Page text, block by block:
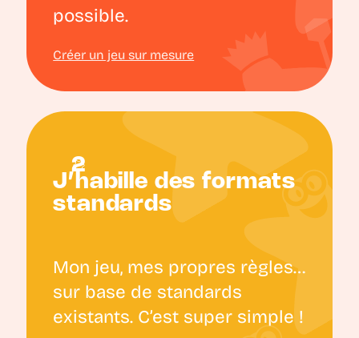
possible.
Créer un jeu sur mesure
J’habille des formats
standards
Mon jeu, mes propres règles…
sur base de standards
existants. C’est super simple !